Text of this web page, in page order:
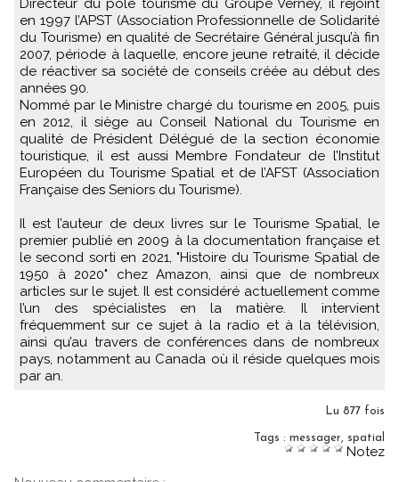
Directeur du pôle tourisme du Groupe Verney, il rejoint
en 1997 l’APST (Association Professionnelle de Solidarité
du Tourisme) en qualité de Secrétaire Général jusqu’à fin
2007, période à laquelle, encore jeune retraité, il décide
de réactiver sa société de conseils créée au début des
années 90.
Nommé par le Ministre chargé du tourisme en 2005, puis
en 2012, il siège au Conseil National du Tourisme en
qualité de Président Délégué de la section économie
touristique, il est aussi Membre Fondateur de l’Institut
Européen du Tourisme Spatial et de l’AFST (Association
Française des Seniors du Tourisme).
Il est l’auteur de deux livres sur le Tourisme Spatial, le
premier publié en 2009 à la documentation française et
le second sorti en 2021, "Histoire du Tourisme Spatial de
1950 à 2020" chez Amazon, ainsi que de nombreux
articles sur le sujet. Il est considéré actuellement comme
l’un des spécialistes en la matière. Il intervient
fréquemment sur ce sujet à la radio et à la télévision,
ainsi qu’au travers de conférences dans de nombreux
pays, notamment au Canada où il réside quelques mois
par an.
Lu 877 fois
Tags : messager, spatial
Notez